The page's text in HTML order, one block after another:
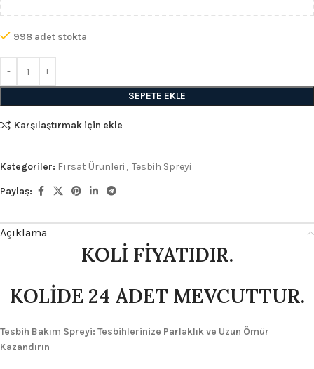
998 adet stokta
SEPETE EKLE
Karşılaştırmak için ekle
Kategoriler: Fırsat Ürünleri , Tesbih Spreyi
Paylaş:
Açıklama
KOLİ FİYATIDIR.
KOLİDE 24 ADET MEVCUTTUR.
Tesbih Bakım Spreyi: Tesbihlerinize Parlaklık ve Uzun Ömür
Kazandırın